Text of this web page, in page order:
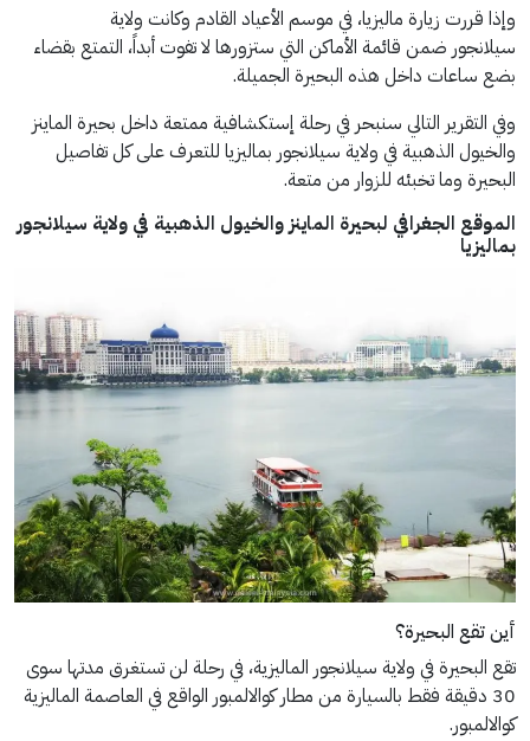
وإذا قررت زيارة ماليزيا، في موسم الأعياد القادم وكانت ولاية
سيلانجور ضمن قائمة الأماكن التي ستزورها لا تفوت أبداً، التمتع بقضاء
بضع ساعات داخل هذه البحيرة الجميلة.
وفي التقرير التالي سنبحر في رحلة إستكشافية ممتعة داخل بحيرة الماينز
والخيول الذهبية في ولاية سيلانجور بماليزيا للتعرف على كل تفاصيل
البحيرة وما تخبئه للزوار من متعة.
الموقع الجغرافي لبحيرة الماينز والخيول الذهبية في ولاية سيلانجور
بماليزيا
أين تقع البحيرة؟
تقع البحيرة في ولاية سيلانجور الماليزية، في رحلة لن تستغرق مدتها سوى
30 دقيقة فقط بالسيارة من مطار كوالالمبور الواقع في العاصمة الماليزية
كوالالمبور.